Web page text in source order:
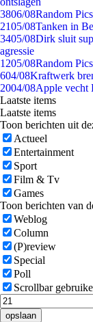
3806/08Random
2105/08Tanken in
3405/08Dirk sluit
agressie
1205/08Random
604/08Kraftwerk
2004/08Apple vecht
Laatste items
Laatste items
Toon berichten uit
Actueel
Entertainment
Sport
Film & Tv
Games
Toon berichten van
Weblog
Column
(P)review
Special
Poll
Scrollbar
opslaan